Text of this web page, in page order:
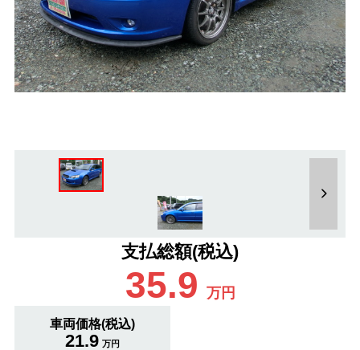
支払総額(税込)
35.9 万円
車両価格(税込)
21.9 万円